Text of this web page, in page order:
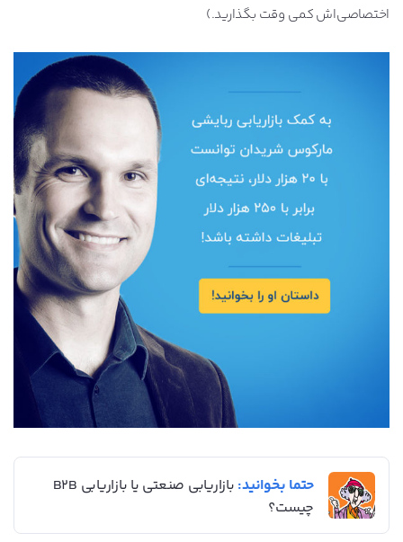
اختصاصی‌اش کمی وقت بگذارید.)
حتما بخوانید:
بازاریابی صنعتی یا بازاریابی B2B
چیست؟